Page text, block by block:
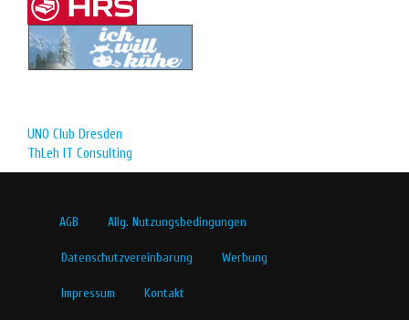
UNO Club Dresden
ThLeh IT Consulting
AGB Allg. Nutzungsbedingungen
Datenschutzvereinbarung Werbung
Impressum Kontakt